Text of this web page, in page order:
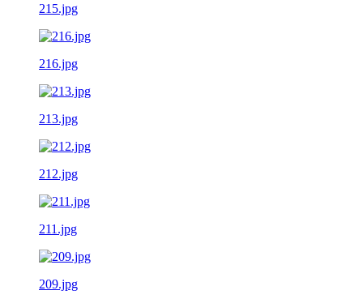
215.jpg
216.jpg
213.jpg
212.jpg
211.jpg
209.jpg